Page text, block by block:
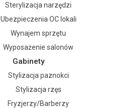
Sterylizacja narzędzi
Ubezpieczenia OC lokali
Wynajem sprzętu
Wyposażenie salonów
Gabinety
Stylizacja paznokci
Stylizacja rzęs
Fryzjerzy/Barberzy